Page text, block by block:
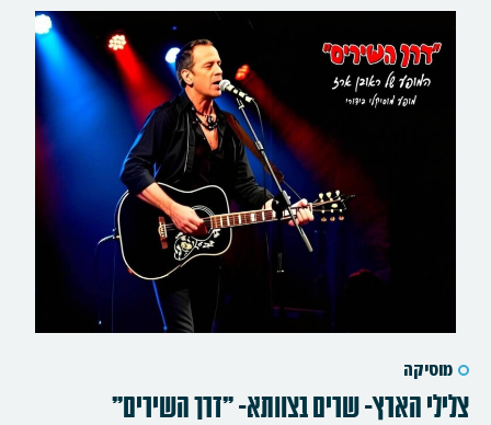
מוסיקה
צלילי הארץ- שרים בצוותא- "דרך השירים"